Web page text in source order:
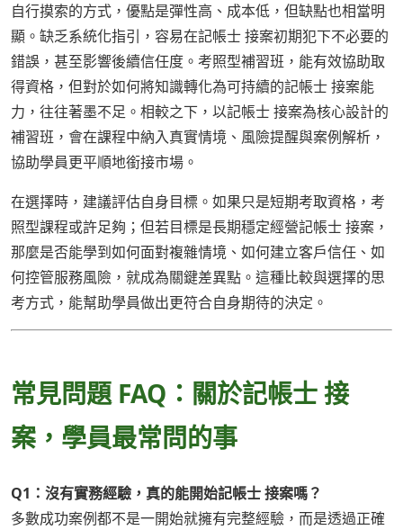
自行摸索的方式，優點是彈性高、成本低，但缺點也相當明
顯。缺乏系統化指引，容易在記帳士 接案初期犯下不必要的
錯誤，甚至影響後續信任度。考照型補習班，能有效協助取
得資格，但對於如何將知識轉化為可持續的記帳士 接案能
力，往往著墨不足。相較之下，以記帳士 接案為核心設計的
補習班，會在課程中納入真實情境、風險提醒與案例解析，
協助學員更平順地銜接市場。
在選擇時，建議評估自身目標。如果只是短期考取資格，考
照型課程或許足夠；但若目標是長期穩定經營記帳士 接案，
那麼是否能學到如何面對複雜情境、如何建立客戶信任、如
何控管服務風險，就成為關鍵差異點。這種比較與選擇的思
考方式，能幫助學員做出更符合自身期待的決定。
常見問題 FAQ：關於記帳士 接
案，學員最常問的事
Q1：沒有實務經驗，真的能開始記帳士 接案嗎？
多數成功案例都不是一開始就擁有完整經驗，而是透過正確